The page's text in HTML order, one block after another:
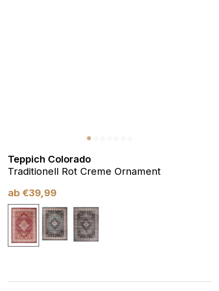
Teppich Colorado
Traditionell Rot Creme Ornament
ab €39,99
Marketing
Websites hinweg zu verfolgen. Das Ziel ist es, Anzeigen
anzuzeigen, die für den einzelnen Benutzer relevant und
ansprechend sind und somit wertvoller für Herausgeber und
Werbetreibende Dritter sind.
Nicht kategorisiert.
wurden.